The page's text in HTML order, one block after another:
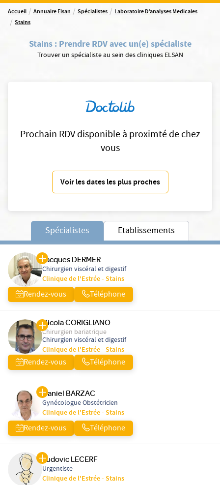
Accueil / Annuaire Elsan / Spécialistes / Laboratoire D’analyses Medicales
/ Stains
Stains: Prendre RDV avec un(e) spécialiste
Trouver un spécialiste au sein des cliniques ELSAN
Prochain RDV disponible à proximté de chez
vous
Voir les dates les plus proches
Spécialistes Etablissements
Jacques DERMER
Chirurgien viscéral et digestif
Clinique de l'Estrée - Stains
Rendez-vous Téléphone
Nicola CORIGLIANO
Chirurgien bariatrique
Chirurgien viscéral et digestif
Clinique de l'Estrée - Stains
Rendez-vous Téléphone
Daniel BARZAC
Gynécologue Obstétricien
Clinique de l'Estrée - Stains
Rendez-vous Téléphone
Ludovic LECERF
Urgentiste
Clinique de l'Estrée - Stains